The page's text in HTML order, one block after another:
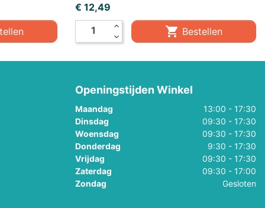
Prijs
€ 12,49
expand_less
expand_more
 Bestellen
Openingstijden Winkel
Maandag
13:00 - 17:30
Dinsdag
09:30 - 17:30
Woensdag
09:30 - 17:30
Donderdag
9:30 - 17:30
Vrijdag
09:30 - 17:30
Zaterdag
09:30 - 17:00
Zondag
Gesloten